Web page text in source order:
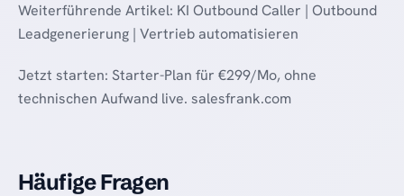
Weiterführende Artikel: KI Outbound Caller | Outbound
Leadgenerierung | Vertrieb automatisieren
Jetzt starten: Starter-Plan für €299/Mo, ohne
technischen Aufwand live. salesfrank.com
Häufige Fragen